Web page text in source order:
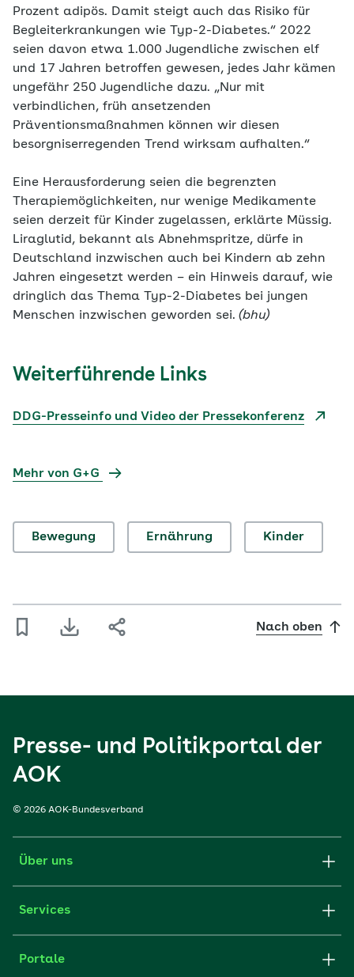
Prozent adipös. Damit steigt auch das Risiko für
Begleiterkrankungen wie Typ-2-Diabetes.“ 2022
seien davon etwa 1.000 Jugendliche zwischen elf
und 17 Jahren betroffen gewesen, jedes Jahr kämen
ungefähr 250 Jugendliche dazu. „Nur mit
verbindlichen, früh ansetzenden
Präventionsmaßnahmen können wir diesen
besorgniserregenden Trend wirksam aufhalten.“
Eine Herausforderung seien die begrenzten
Therapiemöglichkeiten, nur wenige Medikamente
seien derzeit für Kinder zugelassen, erklärte Müssig.
Liraglutid, bekannt als Abnehmspritze, dürfe in
Deutschland inzwischen auch bei Kindern ab zehn
Jahren eingesetzt werden – ein Hinweis darauf, wie
dringlich das Thema Typ-2-Diabetes bei jungen
Menschen inzwischen geworden sei. (bhu)
Weiterführende Links
DDG-Presseinfo und Video der Pressekonferenz
Mehr von G+G
Bewegung Ernährung Kinder
Nach oben
Presse- und Politikportal der
AOK
© 2026 AOK-Bundesverband
Über uns
Services
Portale